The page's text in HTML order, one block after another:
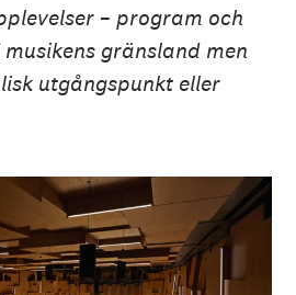
– program och
gränsland men
utgångspunkt eller